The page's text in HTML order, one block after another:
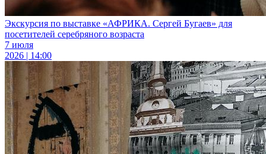
Экскурсия по выставке «АФРИКА. Сергей Бугаев» для
посетителей серебряного возраста
7 июля
2026 | 14:00